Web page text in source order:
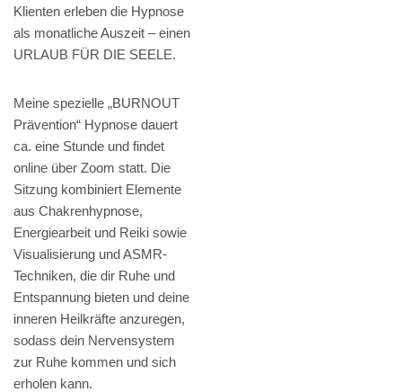
Klienten erleben die Hypnose
als monatliche Auszeit – einen
URLAUB FÜR DIE SEELE.
Meine spezielle „BURNOUT
Prävention“ Hypnose dauert
ca. eine Stunde und findet
online über Zoom statt. Die
Sitzung kombiniert Elemente
aus Chakrenhypnose,
Energiearbeit und Reiki sowie
Visualisierung und ASMR-
Techniken, die dir Ruhe und
Entspannung bieten und deine
inneren Heilkräfte anzuregen,
sodass dein Nervensystem
zur Ruhe kommen und sich
erholen kann.